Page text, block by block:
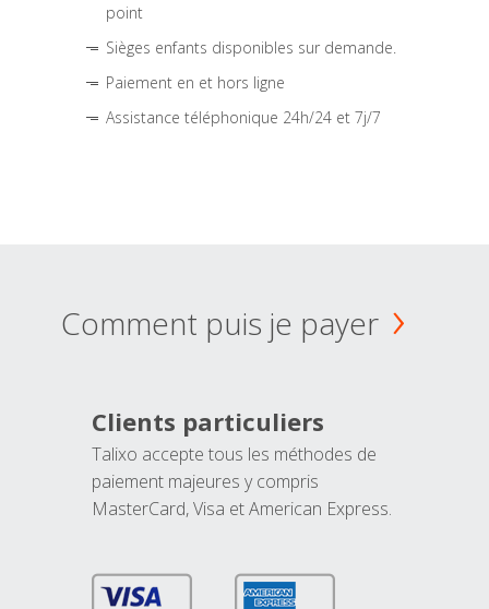
point
Sièges enfants disponibles sur demande.
Paiement en et hors ligne
Assistance téléphonique 24h/24 et 7j/7
Comment puis je payer
Clients particuliers
Talixo accepte tous les méthodes de
paiement majeures y compris
MasterCard, Visa et American Express.